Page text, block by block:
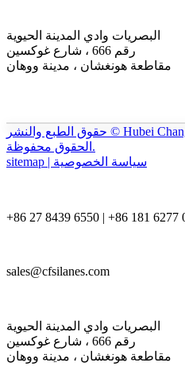
البصريات وادي المدينة الحيوية
رقم 666 ، شارع غوكسين
مقاطعة هونغشان ، مدينة ووهان
حقوق الطبع والنشر © Hubei Changfu Chemical Co. ، Ltd. جميع
الحقوق محفوظة.
sitemap | سياسة الخصوصية
+86 27 8439 6550 | +86 181 6277
sales@cfsilanes.com
البصريات وادي المدينة الحيوية
رقم 666 ، شارع غوكسين
مقاطعة هونغشان ، مدينة ووهان